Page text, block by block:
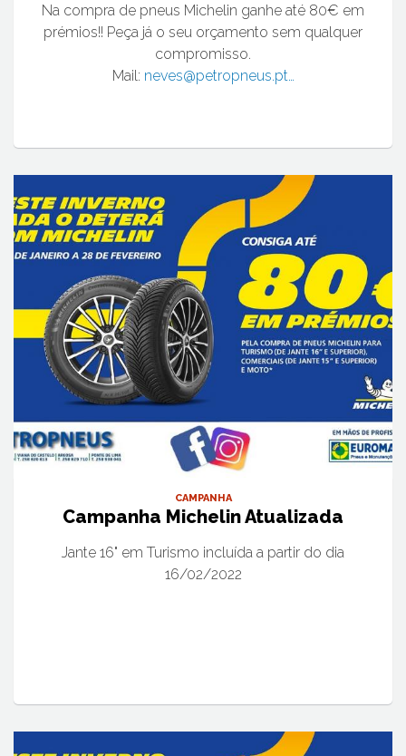
Na compra de pneus Michelin ganhe até 80€ em
prémios!! Peça já o seu orçamento sem qualquer
compromisso.
Mail: neves@petropneus.pt…
CAMPANHA
Campanha Michelin Atualizada
Jante 16" em Turismo incluída a partir do dia
16/02/2022